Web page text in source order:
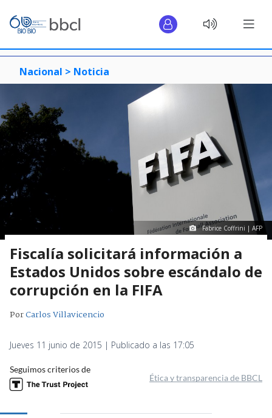
Nacional > Noticia
Fabrice Coffrini | AFP
Fiscalía solicitará información a
Estados Unidos sobre escándalo de
corrupción en la FIFA
PorCarlos Villavicencio
Jueves 11 junio de 2015 | Publicado a las 17:05
Seguimos criterios de
Ética y transparencia de BBCL